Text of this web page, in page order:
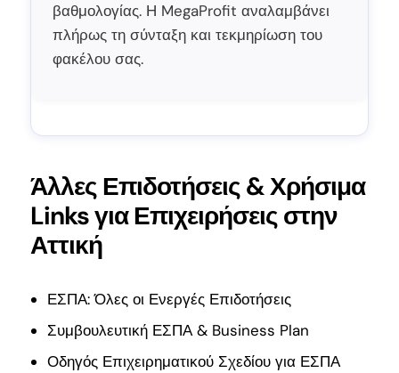
βαθμολογίας. Η MegaProfit αναλαμβάνει
πλήρως τη σύνταξη και τεκμηρίωση του
φακέλου σας.
Άλλες Επιδοτήσεις & Χρήσιμα
Links για Επιχειρήσεις στην
Αττική
ΕΣΠΑ: Όλες οι Ενεργές Επιδοτήσεις
Συμβουλευτική ΕΣΠΑ & Business Plan
Οδηγός Επιχειρηματικού Σχεδίου για ΕΣΠΑ